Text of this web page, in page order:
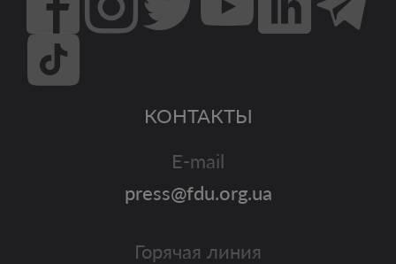
КОНТАКТЫ
E-mail
press@fdu.org.ua
Горячая линия